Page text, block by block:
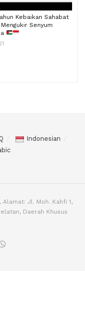
Kebaikan Sahabat
Senyum
Indonesian
Alamat: Jl. Moh. Kahfi 1,
Daerah Khusus